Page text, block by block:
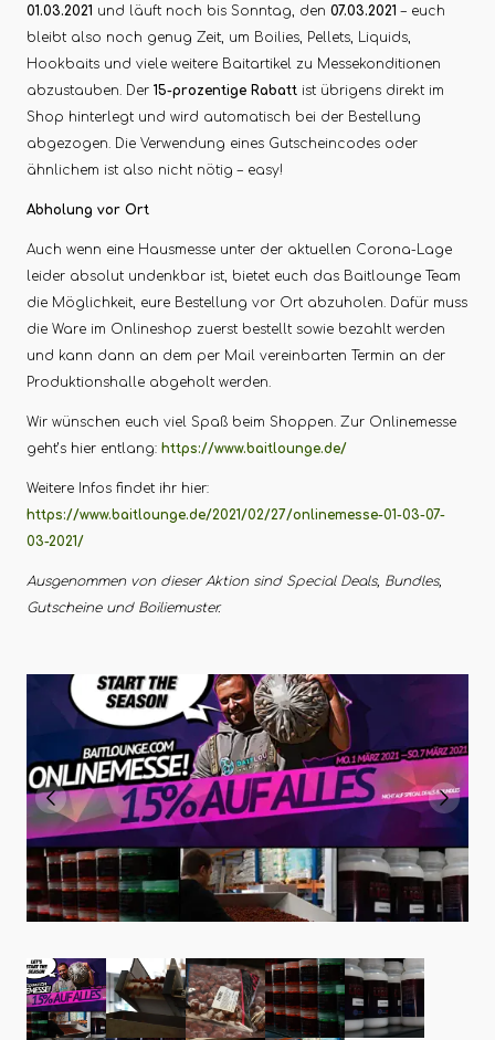
01.03.2021 und läuft noch bis Sonntag, den 07.03.2021 – euch
bleibt also noch genug Zeit, um Boilies, Pellets, Liquids,
Hookbaits und viele weitere Baitartikel zu Messekonditionen
abzustauben. Der 15-prozentige Rabatt ist übrigens direkt im
Shop hinterlegt und wird automatisch bei der Bestellung
abgezogen. Die Verwendung eines Gutscheincodes oder
ähnlichem ist also nicht nötig – easy!
Abholung vor Ort
Auch wenn eine Hausmesse unter der aktuellen Corona-Lage
leider absolut undenkbar ist, bietet euch das Baitlounge Team
die Möglichkeit, eure Bestellung vor Ort abzuholen. Dafür muss
die Ware im Onlineshop zuerst bestellt sowie bezahlt werden
und kann dann an dem per Mail vereinbarten Termin an der
Produktionshalle abgeholt werden.
Wir wünschen euch viel Spaß beim Shoppen. Zur Onlinemesse
geht’s hier entlang: https://www.baitlounge.de/
Weitere Infos findet ihr hier:
https://www.baitlounge.de/2021/02/27/onlinemesse-01-03-07-
03-2021/
Ausgenommen von dieser Aktion sind Special Deals, Bundles,
Gutscheine und Boiliemuster.